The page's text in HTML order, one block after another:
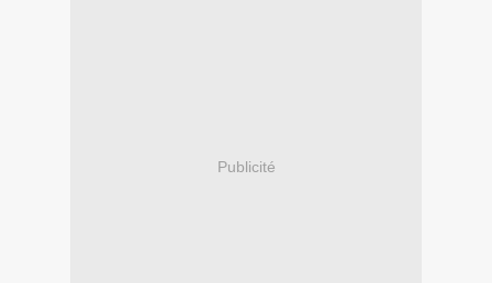
Publicité